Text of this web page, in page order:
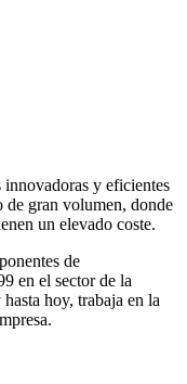
y eficientes
de gran volumen, donde
un elevado coste.
de
en el sector de la
hoy, trabaja en la